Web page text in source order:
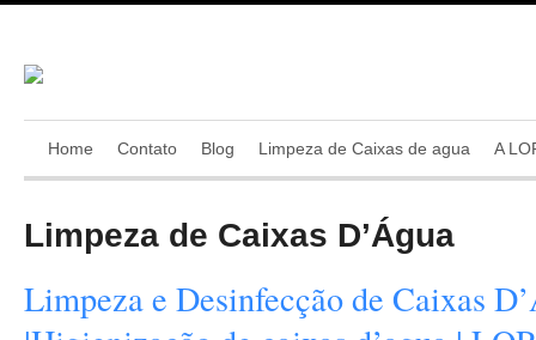
Home Contato Blog Limpeza de Caixas de agua A
Limpeza de Caixas D’Água
Limpeza e Desinfecção de Caixas